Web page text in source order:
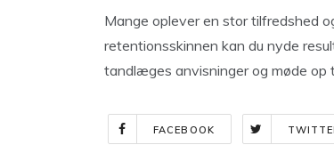
Mange oplever en stor tilfredshed
retentionsskin­nen kan du nyde
tandlæges anvisninger og møde op
FACEBOOK